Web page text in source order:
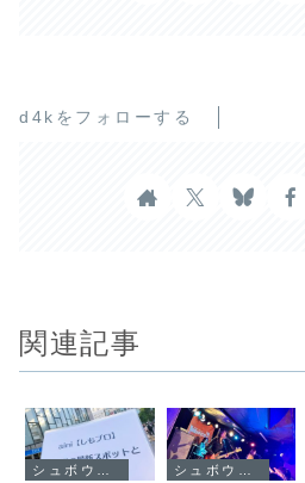
d4kをフォローする
関連記事